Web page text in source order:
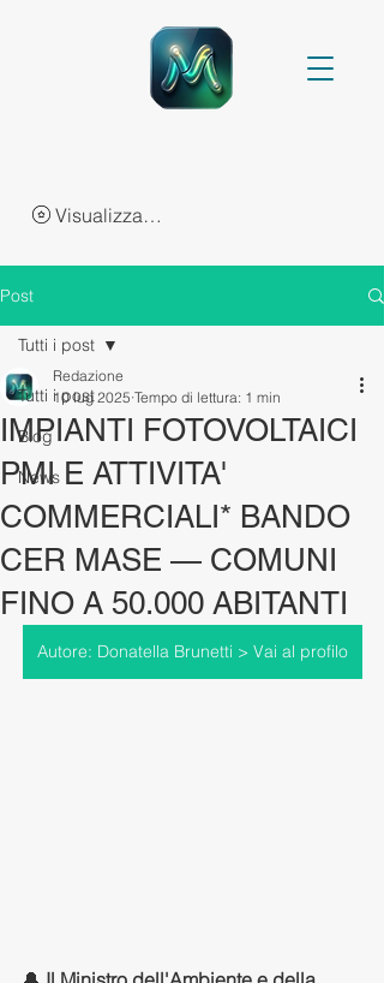
Visualizza punti
Post
Tutti i post
Blog
News
Tutti i post
IMPIANTI FOTOVOLTAICI
PMI E ATTIVITA'
COMMERCIALI* BANDO
CER MASE — COMUNI
FINO A 50.000 ABITANTI
Redazione
10 lug 2025 Tempo di lettura: 1 min
Autore: Donatella Brunetti > Vai al profilo